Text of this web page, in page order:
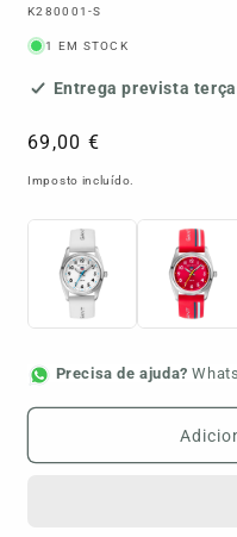
SKU:
K280001-S
1 EM STOCK
Entrega prevista
Preço
normal
69,00 €
Imposto incluído.
Precisa de ajuda?